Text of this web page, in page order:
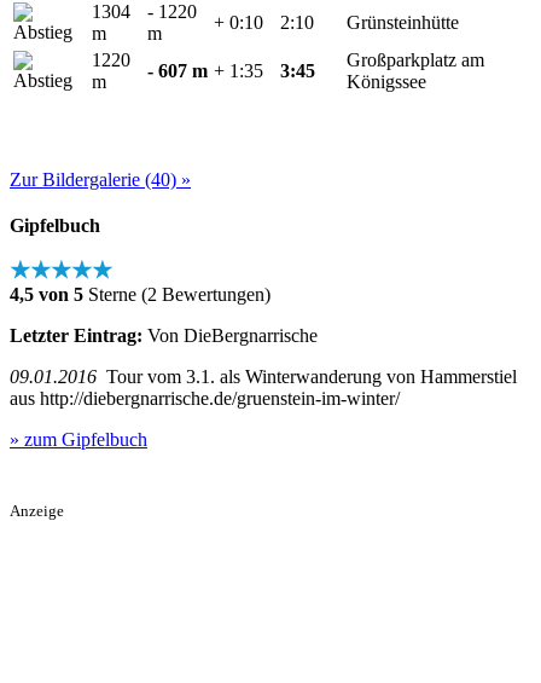
1304
m
- 1220
m
+ 0:10 2:10
Grünsteinhütte
1220
m
- 607 m + 1:35 3:45
Großparkplatz am
Königssee
Zur Bildergalerie (40) »
Gipfelbuch
★★★★★
4,5 von 5 Sterne (2 Bewertungen)
Letzter Eintrag: Von DieBergnarrische
09.01.2016 Tour vom 3.1. als Winterwanderung von Hammerstiel
aus http://diebergnarrische.de/gruenstein-im-winter/
» zum Gipfelbuch
Anzeige